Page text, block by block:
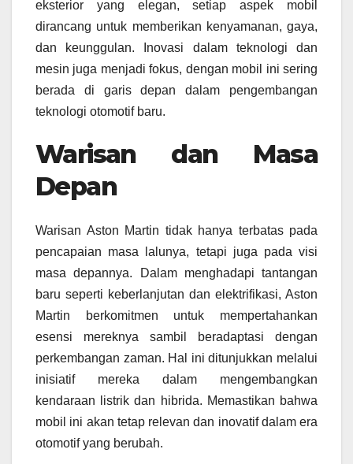
eksterior yang elegan, setiap aspek mobil
dirancang untuk memberikan kenyamanan, gaya,
dan keunggulan. Inovasi dalam teknologi dan
mesin juga menjadi fokus, dengan mobil ini sering
berada di garis depan dalam pengembangan
teknologi otomotif baru.
Warisan dan Masa
Depan
Warisan Aston Martin tidak hanya terbatas pada
pencapaian masa lalunya, tetapi juga pada visi
masa depannya. Dalam menghadapi tantangan
baru seperti keberlanjutan dan elektrifikasi, Aston
Martin berkomitmen untuk mempertahankan
esensi mereknya sambil beradaptasi dengan
perkembangan zaman. Hal ini ditunjukkan melalui
inisiatif mereka dalam mengembangkan
kendaraan listrik dan hibrida. Memastikan bahwa
mobil ini akan tetap relevan dan inovatif dalam era
otomotif yang berubah.